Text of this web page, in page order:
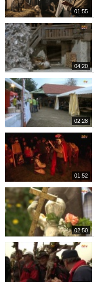
01:55
04:20
02:28
01:52
02:50